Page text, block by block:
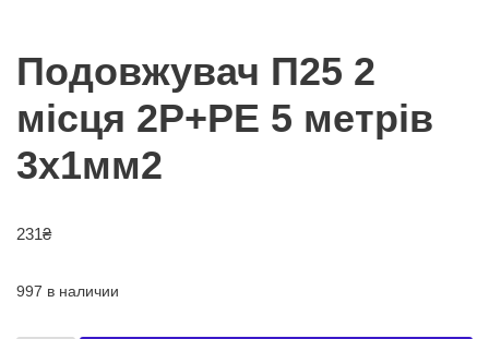
Подовжувач П25 2
місця 2Р+РЕ 5 метрів
3х1мм2
231₴
997 в наличии